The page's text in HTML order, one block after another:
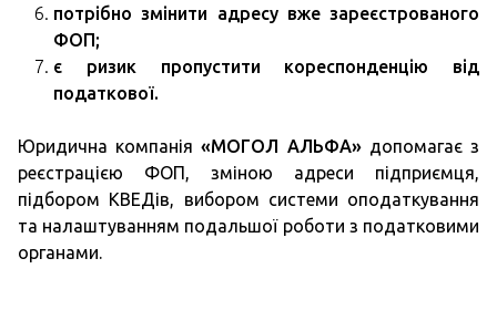
потрібно змінити адресу вже зареєстрованого
ФОП;
є ризик пропустити кореспонденцію від
податкової.
Юридична компанія«МОГОЛ АЛЬФА»допомагає з
реєстрацією ФОП, зміною адреси підприємця,
підбором КВЕДів, вибором системи оподаткування
та налаштуванням подальшої роботи з податковими
органами.